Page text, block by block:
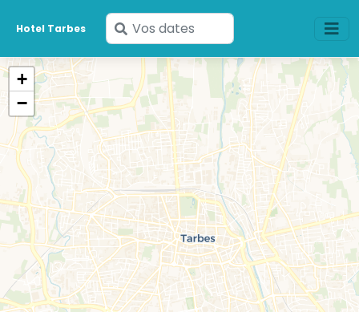
Hotel Tarbes
Saisissez
vos
dates
+
−